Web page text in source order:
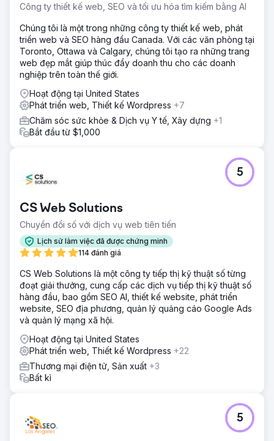
Đầu tiên, chúng tôi xây dựng lại trang web More Than
Blinds của GA và tối ưu hóa SEO trên trang và ngoài trang.
Sau khi lập chỉ mục trang web, chúng tôi đưa công ty của
họ vào danh sách thông qua danh sách địa phương trên
Sem Rush và bắt đầu xem họ leo lên thứ hạng trên
Google. Chúng tôi đã giải quyết được nhiều vấn đề cản trở
giao thông khác.
Kết quả
Giờ đây, họ được xếp hạng cạnh tranh, tăng lưu lượng truy
cập, có thể đáp ứng nhu cầu ngân sách và cải thiện tinh
thần nhân viên lên 100%.
Công ty thiết kế web, SEO và tối ưu hóa tìm kiếm bằng AI
Chúng tôi là một trong những công ty thiết kế web, phát
triển web và SEO hàng đầu Canada. Với các văn phòng tại
Toronto, Ottawa và Calgary, chúng tôi tạo ra những trang
web đẹp mắt giúp thúc đẩy doanh thu cho các doanh
nghiệp trên toàn thế giới.
Hoạt động tại United States
Phát triển web, Thiết kế Wordpress +7
Chăm sóc sức khỏe & Dịch vụ Y tế, Xây dựng +1
Bắt đầu từ $1,000
CS Web Solutions
Chuyển đổi số với dịch vụ web tiên tiến
Lịch sử làm việc đã được chứng minh
114 đánh giá
5
CS Web Solutions là một công ty tiếp thị kỹ thuật số từng
đoạt giải thưởng, cung cấp các dịch vụ tiếp thị kỹ thuật số
hàng đầu, bao gồm SEO AI, thiết kế website, phát triển
website, SEO địa phương, quản lý quảng cáo Google Ads
và quản lý mạng xã hội.
Hoạt động tại United States
Phát triển web, Thiết kế Wordpress +22
Thương mại điện tử, Sản xuất +3
Bất kì
5